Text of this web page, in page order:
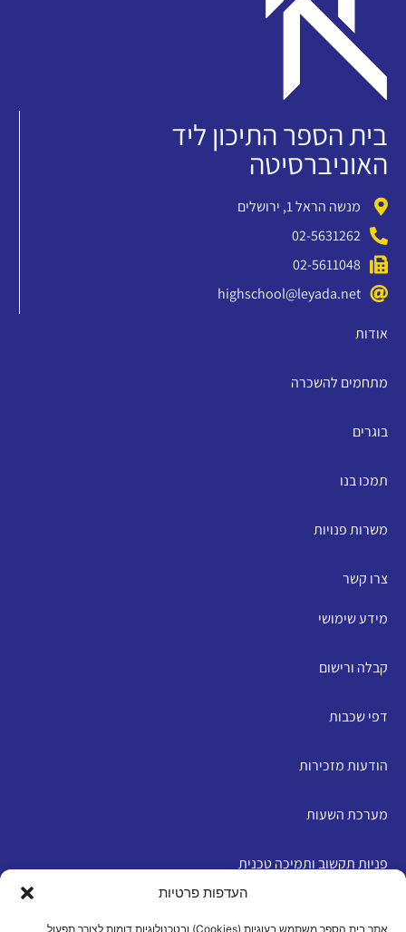
העדפות פרטיות
אתר בית הספר משתמש בעוגיות (Cookies) ובטכנולוגיות דומות לצורך תפעול
בית הספר התיכון ליד
האוניברסיטה
מנשה הראל 1, ירושלים
02-5631262
02-5611048
highschool@leyada.net
אודות
מתחמים להשכרה
בוגרים
תמכו בנו
משרות פנויות
צרו קשר
מידע שימושי
קבלה ורישום
דפי שכבות
הודעות מזכירות
מערכת השעות
פניות תקשוב ותמיכה טכנית